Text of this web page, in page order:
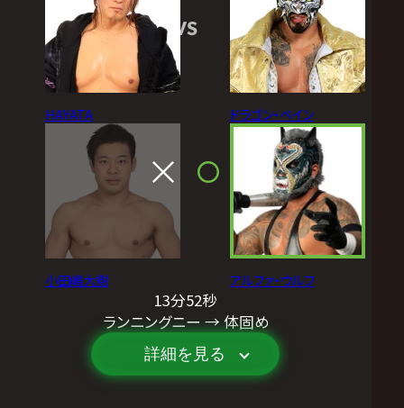
HAYATA
小田嶋大樹
VS
ドラゴン・ベイン
アルファ・ウルフ
13分52秒
ランニングニー → 体固め
詳細を見る